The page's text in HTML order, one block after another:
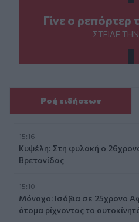
Γίνε ο ρεπόρτερ
ΣΤΕΊΛΕ
Ροή ειδήσεων
15:16
Κυψέλη: Στη φυλακή ο
Βρετανίδας
15:10
Μόναχο: Ισόβια σε 25χρονο
άτομα ρίχνοντας το